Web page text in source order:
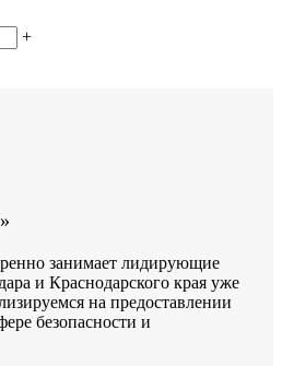
+
занимает лидирующие
и Краснодарского края уже
на предоставлении
безопасности и